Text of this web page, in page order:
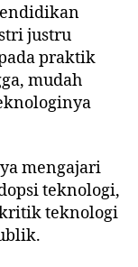
justru
praktik
mudah
mengajari
teknologi,
teknologi